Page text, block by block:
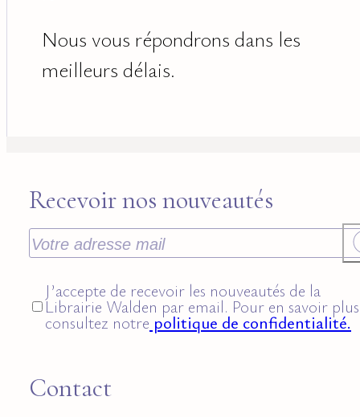
Nous vous répondrons dans les
meilleurs délais.
Recevoir nos nouveautés
J’accepte de recevoir les nouveautés de la
Librairie Walden par email. Pour en savoir
consultez notre politique de confidentialité.
Contact